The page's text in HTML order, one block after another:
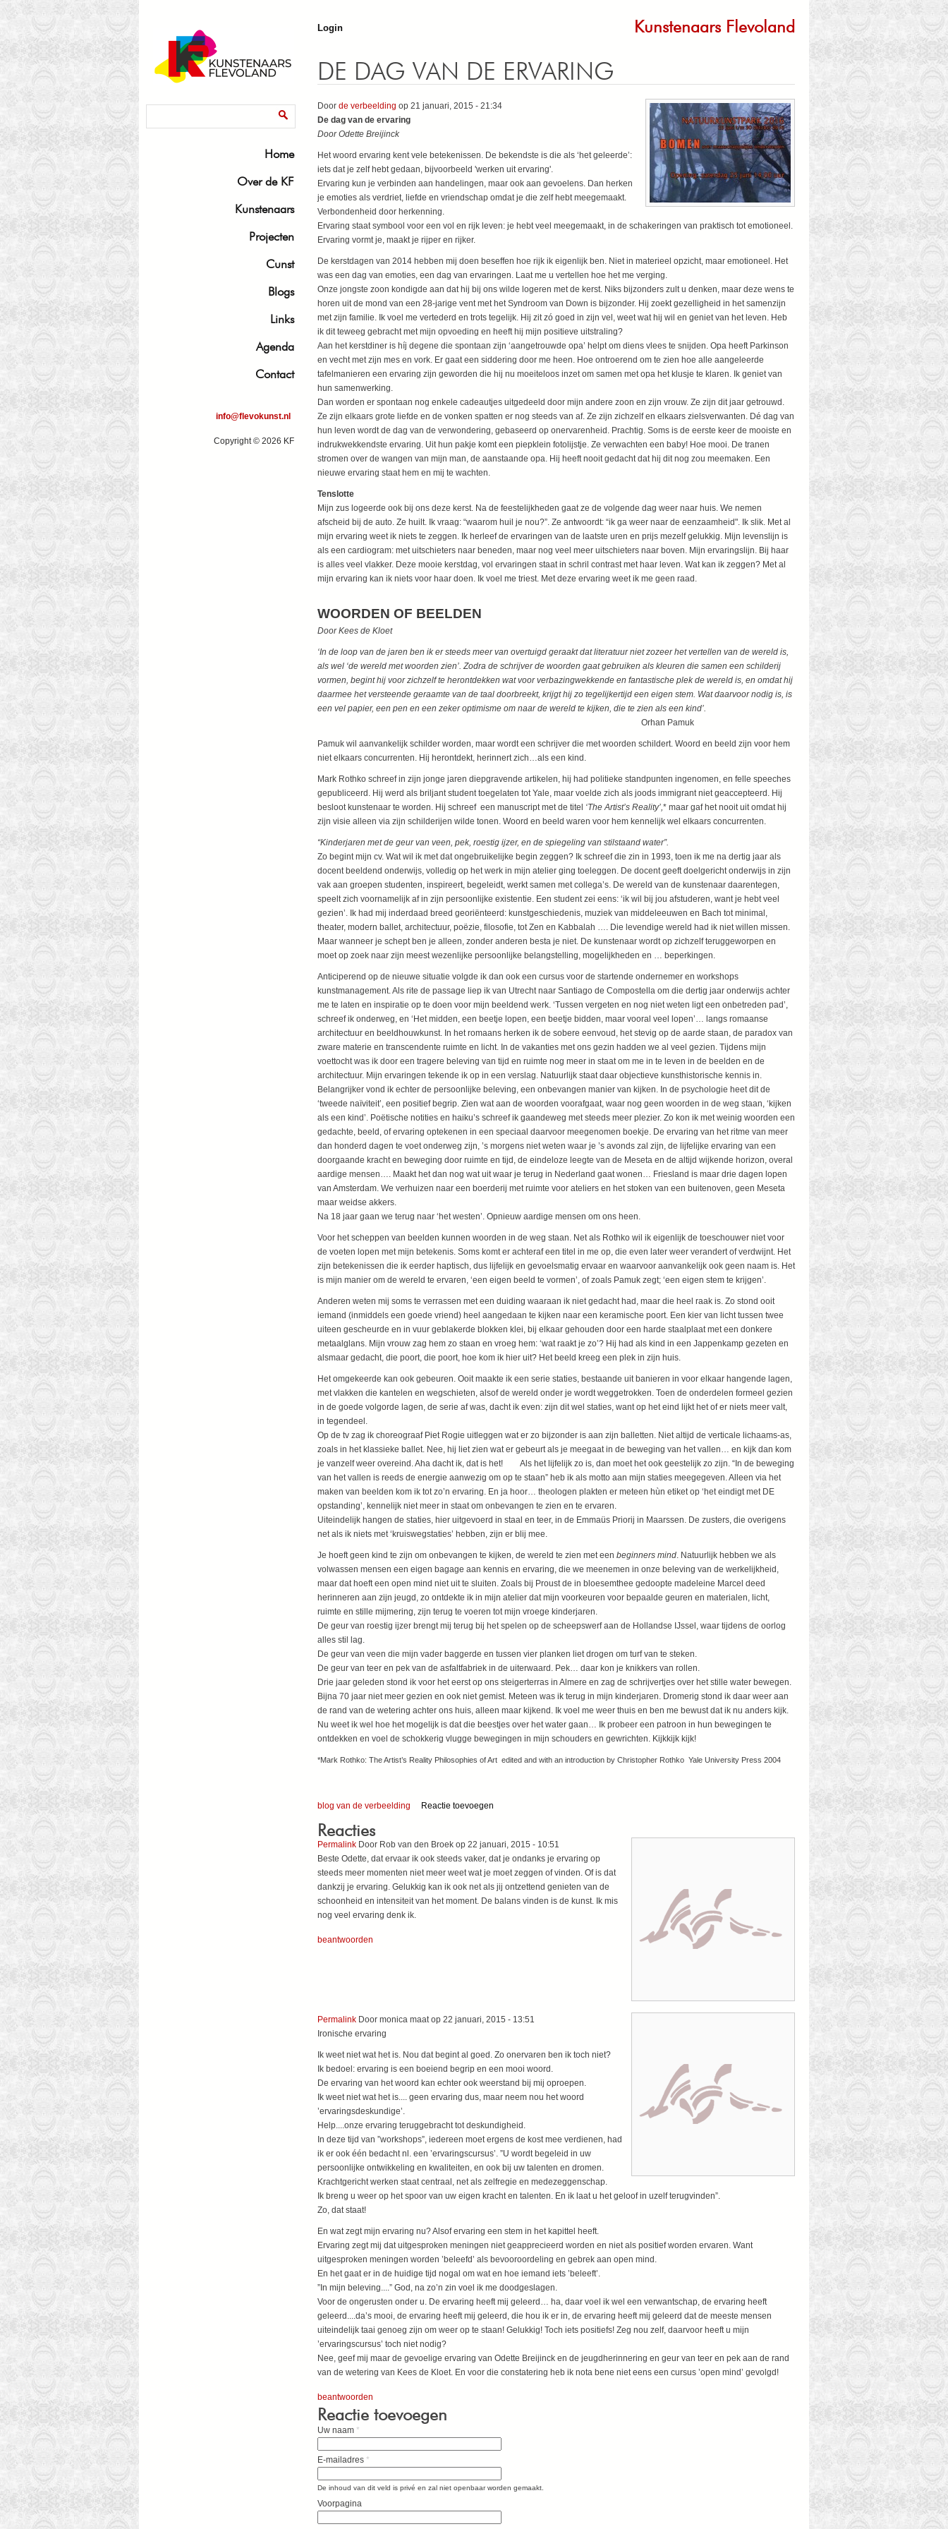
Home
Over de KF
Kunstenaars
Projecten
Cunst
Blogs
Links
Agenda
Contact
info@flevokunst.nl
Copyright © 2026 KF
Login Kunstenaars Flevoland
DE DAG VAN DE ERVARING
Door de verbeelding op 21 januari, 2015 - 21:34
De dag van de ervaring
DoorOdette Breijinck
Het woord ervaring kent vele betekenissen. De bekendste is die als ‘het geleerde’:
iets dat je zelf hebt gedaan, bijvoorbeeld 'werken uit ervaring'.
Ervaring kun je verbinden aan handelingen, maar ook aan gevoelens. Dan herken
je emoties als verdriet, liefde en vriendschap omdat je die zelf hebt meegemaakt.
Verbondenheid door herkenning.
Ervaring staat symbool voor een vol en rijk leven: je hebt veel meegemaakt, in de schakeringen van praktisch tot emotioneel.
Ervaring vormt je, maakt je rijper en rijker.
De kerstdagen van 2014 hebben mij doen beseffen hoe rijk ik eigenlijk ben. Niet in materieel opzicht, maar emotioneel. Het
was een dag van emoties, een dag van ervaringen. Laat me u vertellen hoe het me verging.
Onze jongste zoon kondigde aan dat hij bij ons wilde logeren met de kerst. Niks bijzonders zult u denken, maar deze wens te
horen uit de mond van een 28-jarige vent met het Syndroom van Down is bijzonder. Hij zoekt gezelligheid in het samenzijn
met zijn familie. Ik voel me vertederd en trots tegelijk. Hij zit zó goed in zijn vel, weet wat hij wil en geniet van het leven. Heb
ik dit teweeg gebracht met mijn opvoeding en heeft hij mijn positieve uitstraling?
Aan het kerstdiner is híj degene die spontaan zijn ‘aangetrouwde opa’ helpt om diens vlees te snijden. Opa heeft Parkinson
en vecht met zijn mes en vork. Er gaat een siddering door me heen. Hoe ontroerend om te zien hoe alle aangeleerde
tafelmanieren een ervaring zijn geworden die hij nu moeiteloos inzet om samen met opa het klusje te klaren. Ik geniet van
hun samenwerking.
Dan worden er spontaan nog enkele cadeautjes uitgedeeld door mijn andere zoon en zijn vrouw. Ze zijn dit jaar getrouwd.
Ze zijn elkaars grote liefde en de vonken spatten er nog steeds van af. Ze zijn zichzelf en elkaars zielsverwanten. Dé dag van
hun leven wordt de dag van de verwondering, gebaseerd op onervarenheid. Prachtig. Soms is de eerste keer de mooiste en
indrukwekkendste ervaring. Uit hun pakje komt een piepklein fotolijstje. Ze verwachten een baby! Hoe mooi. De tranen
stromen over de wangen van mijn man, de aanstaande opa. Hij heeft nooit gedacht dat hij dit nog zou meemaken. Een
nieuwe ervaring staat hem en mij te wachten.
Tenslotte
Mijn zus logeerde ook bij ons deze kerst. Na de feestelijkheden gaat ze de volgende dag weer naar huis. We nemen
afscheid bij de auto. Ze huilt. Ik vraag: “waarom huil je nou?”. Ze antwoordt: “ik ga weer naar de eenzaamheid". Ik slik. Met al
mijn ervaring weet ik niets te zeggen. Ik herleef de ervaringen van de laatste uren en prijs mezelf gelukkig. Mijn levenslijn is
als een cardiogram: met uitschieters naar beneden, maar nog veel meer uitschieters naar boven. Mijn ervaringslijn. Bij haar
is alles veel vlakker. Deze mooie kerstdag, vol ervaringen staat in schril contrast met haar leven. Wat kan ik zeggen? Met al
mijn ervaring kan ik niets voor haar doen. Ik voel me triest. Met deze ervaring weet ik me geen raad.
WOORDEN OF BEELDEN
Door Kees de Kloet
‘In de loop van de jaren ben ik er steeds meer van overtuigd geraakt dat literatuur niet zozeer het vertellen van de wereld is,
als wel ‘de wereld met woorden zien’. Zodra de schrijver de woorden gaat gebruiken als kleuren die samen een schilderij
vormen, begint hij voor zichzelf te herontdekken wat voor verbazingwekkende en fantastische plek de wereld is, en omdat hij
daarmee het versteende geraamte van de taal doorbreekt, krijgt hij zo tegelijkertijd een eigen stem. Wat daarvoor nodig is, is
een vel papier, een pen en een zeker optimisme om naar de wereld te kijken, die te zien als een kind’.
Orhan Pamuk
Pamuk wil aanvankelijk schilder worden, maar wordt een schrijver die met woorden schildert. Woord en beeld zijn voor hem
niet elkaars concurrenten. Hij herontdekt, herinnert zich…als een kind.
Mark Rothko schreef in zijn jonge jaren diepgravende artikelen, hij had politieke standpunten ingenomen, en felle speeches
gepubliceerd. Hij werd als briljant student toegelaten tot Yale, maar voelde zich als joods immigrant niet geaccepteerd. Hij
besloot kunstenaar te worden. Hij schreef een manuscript met de titel ‘The Artist’s Reality’,* maar gaf het nooit uit omdat hij
zijn visie alleen via zijn schilderijen wilde tonen. Woord en beeld waren voor hem kennelijk wel elkaars concurrenten.
“Kinderjaren met de geur van veen, pek, roestig ijzer, en de spiegeling van stilstaand water”.
Zo begint mijn cv. Wat wil ik met dat ongebruikelijke begin zeggen? Ik schreef die zin in 1993, toen ik me na dertig jaar als
docent beeldend onderwijs, volledig op het werk in mijn atelier ging toeleggen. De docent geeft doelgericht onderwijs in zijn
vak aan groepen studenten, inspireert, begeleidt, werkt samen met collega’s. De wereld van de kunstenaar daarentegen,
speelt zich voornamelijk af in zijn persoonlijke existentie. Een student zei eens: ‘ik wil bij jou afstuderen, want je hebt veel
gezien’. Ik had mij inderdaad breed georiënteerd: kunstgeschiedenis, muziek van middeleeuwen en Bach tot minimal,
theater, modern ballet, architectuur, poëzie, filosofie, tot Zen en Kabbalah …. Die levendige wereld had ik niet willen missen.
Maar wanneer je schept ben je alleen, zonder anderen besta je niet. De kunstenaar wordt op zichzelf teruggeworpen en
moet op zoek naar zijn meest wezenlijke persoonlijke belangstelling, mogelijkheden en … beperkingen.
Anticiperend op de nieuwe situatie volgde ik dan ook een cursus voor de startende ondernemer en workshops
kunstmanagement. Als rite de passage liep ik van Utrecht naar Santiago de Compostella om die dertig jaar onderwijs achter
me te laten en inspiratie op te doen voor mijn beeldend werk. ‘Tussen vergeten en nog niet weten ligt een onbetreden pad’,
schreef ik onderweg, en ‘Het midden, een beetje lopen, een beetje bidden, maar vooral veel lopen’… langs romaanse
architectuur en beeldhouwkunst. In het romaans herken ik de sobere eenvoud, het stevig op de aarde staan, de paradox van
zware materie en transcendente ruimte en licht. In de vakanties met ons gezin hadden we al veel gezien. Tijdens mijn
voettocht was ik door een tragere beleving van tijd en ruimte nog meer in staat om me in te leven in de beelden en de
architectuur. Mijn ervaringen tekende ik op in een verslag. Natuurlijk staat daar objectieve kunsthistorische kennis in.
Belangrijker vond ik echter de persoonlijke beleving, een onbevangen manier van kijken. In de psychologie heet dit de
‘tweede naïviteit’, een positief begrip. Zien wat aan de woorden voorafgaat, waar nog geen woorden in de weg staan, ‘kijken
als een kind’. Poëtische notities en haiku’s schreef ik gaandeweg met steeds meer plezier. Zo kon ik met weinig woorden een
gedachte, beeld, of ervaring optekenen in een speciaal daarvoor meegenomen boekje. De ervaring van het ritme van meer
dan honderd dagen te voet onderweg zijn, ’s morgens niet weten waar je ’s avonds zal zijn, de lijfelijke ervaring van een
doorgaande kracht en beweging door ruimte en tijd, de eindeloze leegte van de Meseta en de altijd wijkende horizon, overal
aardige mensen…. Maakt het dan nog wat uit waar je terug in Nederland gaat wonen… Friesland is maar drie dagen lopen
van Amsterdam. We verhuizen naar een boerderij met ruimte voor ateliers en het stoken van een buitenoven, geen Meseta
maar weidse akkers.
Na 18 jaar gaan we terug naar ‘het westen’. Opnieuw aardige mensen om ons heen.
Voor het scheppen van beelden kunnen woorden in de weg staan. Net als Rothko wil ik eigenlijk de toeschouwer niet voor
de voeten lopen met mijn betekenis. Soms komt er achteraf een titel in me op, die even later weer verandert of verdwijnt. Het
zijn betekenissen die ik eerder haptisch, dus lijfelijk en gevoelsmatig ervaar en waarvoor aanvankelijk ook geen naam is. Het
is mijn manier om de wereld te ervaren, ‘een eigen beeld te vormen’, of zoals Pamuk zegt; ‘een eigen stem te krijgen’.
Anderen weten mij soms te verrassen met een duiding waaraan ik niet gedacht had, maar die heel raak is. Zo stond ooit
iemand (inmiddels een goede vriend) heel aangedaan te kijken naar een keramische poort. Een kier van licht tussen twee
uiteen gescheurde en in vuur geblakerde blokken klei, bij elkaar gehouden door een harde staalplaat met een donkere
metaalglans. Mijn vrouw zag hem zo staan en vroeg hem: ‘wat raakt je zo’? Hij had als kind in een Jappenkamp gezeten en
alsmaar gedacht, die poort, die poort, hoe kom ik hier uit? Het beeld kreeg een plek in zijn huis.
Het omgekeerde kan ook gebeuren. Ooit maakte ik een serie staties, bestaande uit banieren in voor elkaar hangende lagen,
met vlakken die kantelen en wegschieten, alsof de wereld onder je wordt weggetrokken. Toen de onderdelen formeel gezien
in de goede volgorde lagen, de serie af was, dacht ik even: zijn dit wel staties, want op het eind lijkt het of er niets meer valt,
in tegendeel.
Op de tv zag ik choreograaf Piet Rogie uitleggen wat er zo bijzonder is aan zijn balletten. Niet altijd de verticale lichaams-as,
zoals in het klassieke ballet. Nee, hij liet zien wat er gebeurt als je meegaat in de beweging van het vallen… en kijk dan kom
je vanzelf weer overeind. Aha dacht ik, dat is het! Als het lijfelijk zo is, dan moet het ook geestelijk zo zijn. “In de beweging
van het vallen is reeds de energie aanwezig om op te staan” heb ik als motto aan mijn staties meegegeven. Alleen via het
maken van beelden kom ik tot zo’n ervaring. En ja hoor… theologen plakten er meteen hùn etiket op ‘het eindigt met DE
opstanding’, kennelijk niet meer in staat om onbevangen te zien en te ervaren.
Uiteindelijk hangen de staties, hier uitgevoerd in staal en teer, in de Emmaüs Priorij in Maarssen. De zusters, die overigens
net als ik niets met ‘kruiswegstaties’ hebben, zijn er blij mee.
Je hoeft geen kind te zijn om onbevangen te kijken, de wereld te zien met een beginners mind. Natuurlijk hebben we als
volwassen mensen een eigen bagage aan kennis en ervaring, die we meenemen in onze beleving van de werkelijkheid,
maar dat hoeft een open mind niet uit te sluiten. Zoals bij Proust de in bloesemthee gedoopte madeleine Marcel deed
herinneren aan zijn jeugd, zo ontdekte ik in mijn atelier dat mijn voorkeuren voor bepaalde geuren en materialen, licht,
ruimte en stille mijmering, zijn terug te voeren tot mijn vroege kinderjaren.
De geur van roestig ijzer brengt mij terug bij het spelen op de scheepswerf aan de Hollandse IJssel, waar tijdens de oorlog
alles stil lag.
De geur van veen die mijn vader baggerde en tussen vier planken liet drogen om turf van te steken.
De geur van teer en pek van de asfaltfabriek in de uiterwaard. Pek… daar kon je knikkers van rollen.
Drie jaar geleden stond ik voor het eerst op ons steigerterras in Almere en zag de schrijvertjes over het stille water bewegen.
Bijna 70 jaar niet meer gezien en ook niet gemist. Meteen was ik terug in mijn kinderjaren. Dromerig stond ik daar weer aan
de rand van de wetering achter ons huis, alleen maar kijkend. Ik voel me weer thuis en ben me bewust dat ik nu anders kijk.
Nu weet ik wel hoe het mogelijk is dat die beestjes over het water gaan… Ik probeer een patroon in hun bewegingen te
ontdekken en voel de schokkerig vlugge bewegingen in mijn schouders en gewrichten. Kijkkijk kijk!
*Mark Rothko: The Artist’s Reality Philosophies of Art edited and with an introduction by Christopher Rothko Yale University Press 2004
blog van de verbeelding Reactie toevoegen
Reacties
Permalink Door Rob van den Broek op 22 januari, 2015 - 10:51
Beste Odette, dat ervaar ik ook steeds vaker, dat je ondanks je ervaring op
steeds meer momenten niet meer weet wat je moet zeggen of vinden. Of is dat
dankzij je ervaring. Gelukkig kan ik ook net als jij ontzettend genieten van de
schoonheid en intensiteit van het moment. De balans vinden is de kunst. Ik mis
nog veel ervaring denk ik.
beantwoorden
Permalink Door monica maatop 22 januari, 2015 - 13:51
Ironische ervaring
Ik weet niet wat het is. Nou dat begint al goed. Zo onervaren ben ik toch niet?
Ik bedoel: ervaring is een boeiend begrip en een mooi woord.
De ervaring van het woord kan echter ook weerstand bij mij oproepen.
Ik weet niet wat het is.... geen ervaring dus, maar neem nou het woord
’ervaringsdeskundige’.
Help....onze ervaring teruggebracht tot deskundigheid.
In deze tijd van ”workshops”, iedereen moet ergens de kost mee verdienen, had
ik er ook één bedacht nl. een ’ervaringscursus’. ”U wordt begeleid in uw
persoonlijke ontwikkeling en kwaliteiten, en ook bij uw talenten en dromen.
Krachtgericht werken staat centraal, net als zelfregie en medezeggenschap.
Ik breng u weer op het spoor van uw eigen kracht en talenten. En ik laat u het geloof in uzelf terugvinden”.
Zo, dat staat!
En wat zegt mijn ervaring nu? Alsof ervaring een stem in het kapittel heeft.
Ervaring zegt mij dat uitgesproken meningen niet geapprecieerd worden en niet als positief worden ervaren. Want
uitgesproken meningen worden ’beleefd’ als bevooroordeling en gebrek aan open mind.
En het gaat er in de huidige tijd nogal om wat en hoe iemand iets ’beleeft’.
”In mijn beleving....” God, na zo’n zin voel ik me doodgeslagen.
Voor de ongerusten onder u. De ervaring heeft mij geleerd… ha, daar voel ik wel een verwantschap, de ervaring heeft
geleerd....da’s mooi, de ervaring heeft mij geleerd, die hou ik er in, de ervaring heeft mij geleerd dat de meeste mensen
uiteindelijk taai genoeg zijn om weer op te staan! Gelukkig! Toch iets positiefs! Zeg nou zelf, daarvoor heeft u mijn
’ervaringscursus’ toch niet nodig?
Nee, geef mij maar de gevoelige ervaring van Odette Breijinck en de jeugdherinnering en geur van teer en pek aan de rand
van de wetering van Kees de Kloet. En voor die constatering heb ik nota bene niet eens een cursus ’open mind’ gevolgd!
beantwoorden
Reactie toevoegen
Uw naam *
E-mailadres *
De inhoud van dit veld is privé en zal niet openbaar worden gemaakt.
Voorpagina